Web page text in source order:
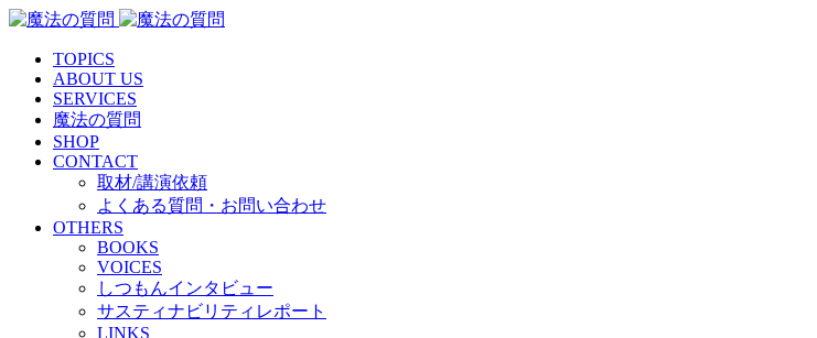
TOPICS
ABOUT US
SERVICES
魔法の質問
SHOP
CONTACT
取材/講演依頼
よくある質問・お問い合わせ
OTHERS
BOOKS
VOICES
しつもんインタビュー
サスティナビリティレポート
LINKS